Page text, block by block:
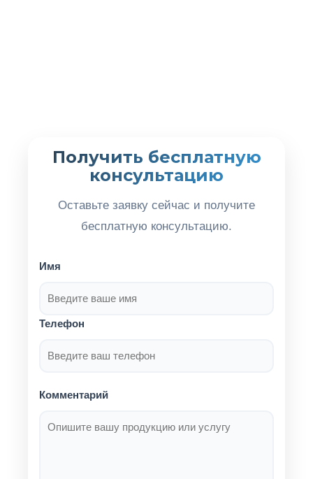
Получить бесплатную
консультацию
Оставьте заявку сейчас и получите
бесплатную консультацию.
Имя
Телефон
Комментарий